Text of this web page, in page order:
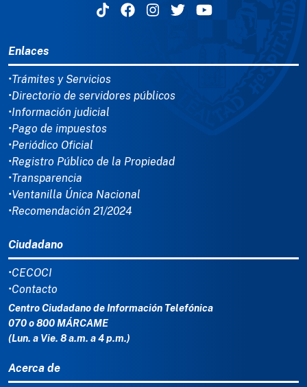
Enlaces
•Trámites y Servicios
•Directorio de servidores públicos
•Información judicial
•Pago de impuestos
•Periódico Oficial
•Registro Público de la Propiedad
•Transparencia
•Ventanilla Única Nacional
•Recomendación 21/2024
Ciudadano
•CECOCI
•Contacto
Centro Ciudadano de Información Telefónica
070 o 800 MÁRCAME
(Lun. a Vie. 8 a.m. a 4 p.m.)
Acerca de